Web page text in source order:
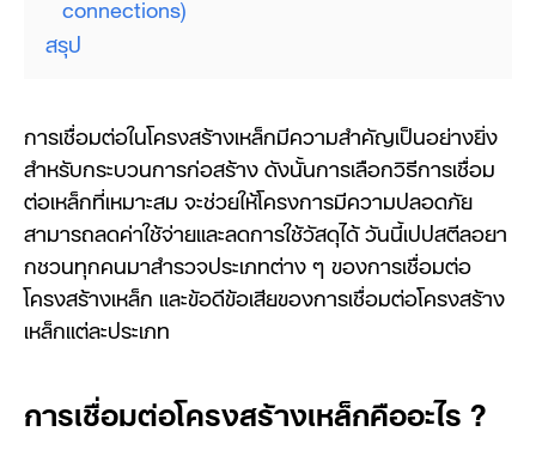
สรุป
การเชื่อมต่อในโครงสร้างเหล็กมีความสำคัญเป็นอย่างยิ่ง
สำหรับกระบวนการก่อสร้าง ดังนั้นการเลือกวิธีการเชื่อม
ต่อเหล็กที่เหมาะสม จะช่วยให้โครงการมีความปลอดภัย
สามารถลดค่าใช้จ่ายและลดการใช้วัสดุได้ วันนี้เปปสตีลอยา
กชวนทุกคนมาสำรวจประเภทต่าง ๆ ของการเชื่อมต่อ
โครงสร้างเหล็ก และข้อดีข้อเสียของการเชื่อมต่อโครงสร้าง
เหล็กแต่ละประเภท
การเชื่อมต่อโครงสร้างเหล็กคืออะไร?